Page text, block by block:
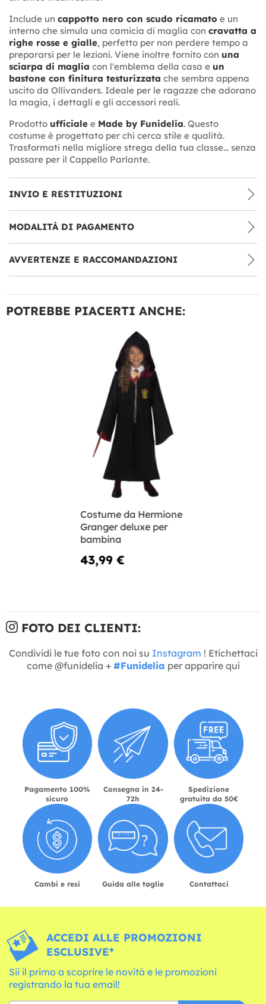
Include un cappotto nero con scudo ricamato e un
interno che simula una camicia di maglia con cravatta a
righe rosse e gialle, perfetto per non perdere tempo a
prepararsi per le lezioni. Viene inoltre fornito con una
sciarpa di maglia con l'emblema della casa e un
bastone con finitura testurizzata che sembra appena
uscito da Ollivanders. Ideale per le ragazze che adorano
la magia, i dettagli e gli accessori reali.
Prodotto ufficiale e Made by Funidelia. Questo
costume è progettato per chi cerca stile e qualità.
Trasformati nella migliore strega della tua classe... senza
passare per il Cappello Parlante.
INVIO E RESTITUZIONI
MODALITÀ DI PAGAMENTO
AVVERTENZE E RACCOMANDAZIONI
POTREBBE PIACERTI ANCHE:
Costume da Hermione
Granger deluxe per
bambina
43,99 €
FOTO DEI CLIENTI:
Condividi le tue foto con noi su Instagram ! Etichettaci
come @funidelia + #Funidelia per apparire qui
Pagamento 100%
sicuro
Consegna in 24-
72h
Spedizione
gratuita da 50€
Cambi e resi Guida alle taglie Contattaci
ACCEDI ALLE PROMOZIONI
ESCLUSIVE*
Sii il primo a scoprire le novità e le promozioni
registrando la tua email!